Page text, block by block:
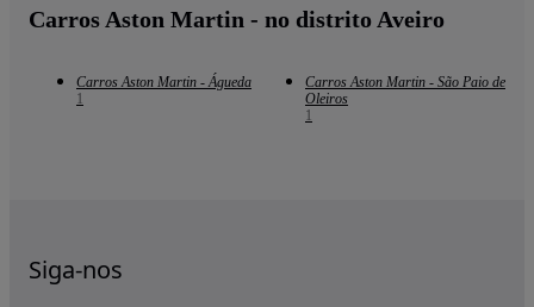
Carros Aston Martin - no distrito Aveiro
Carros Aston Martin - Águeda
1
Carros Aston Martin - São Paio de
Oleiros
1
Siga-nos